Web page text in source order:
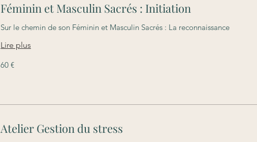
Féminin et Masculin Sacrés : Initiation
Sur le chemin de son Féminin et Masculin Sacrés : La reconnaissance
Lire plus
euros
60 €
Atelier Gestion du stress